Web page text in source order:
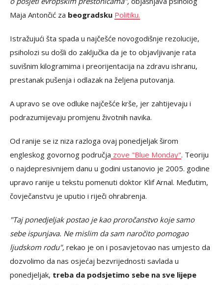
Maja Antončić za beogradsku Politiku.
Istražujući šta spada u najčešće novogodišnje rezolucije,
psiholozi su došli do zaključka da je to objavljivanje rata
suvišnim kilogramima i preorijentacija na zdravu ishranu,
prestanak pušenja i odlazak na željena putovanja.
A upravo se ove odluke najčešće krše, jer zahtijevaju i
podrazumijevaju promjenu životnih navika.
Od ranije se iz niza razloga ovaj ponedjeljak širom
engleskog govornog područja zove "Blue Monday". Teoriju
o najdepresivnijem danu u godini ustanovio je 2005. godine
upravo ranije u tekstu pomenuti doktor Klif Arnal. Međutim,
čovječanstvu je uputio i riječi ohrabrenja.
"Taj ponedjeljak postao je kao proročanstvo koje samo
sebe ispunjava. Ne mislim da sam naročito pomogao
ljudskom rodu", rekao je on i posavjetovao nas umjesto da
dozvolimo da nas osjećaj bezvrijednosti savlada u
ponedjeljak, treba da podsjetimo sebe na sve lijepe